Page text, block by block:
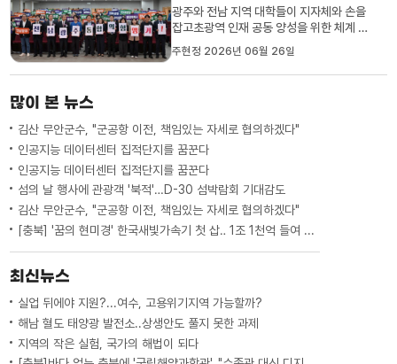
광주와 전남 지역 대학들이 지자체와 손을
잡고초광역 인재 공동 양성을 위한 체계 구
축에 본격적으로 나섭니다.전남·광주 앵커
센터는 그제(25) 동신대학교에서지역 대
학들과 초광역 성장전략 포럼을 열고, 대학
략산업과 연계한 인재 ...
주현정 2026년 06월 26일
많이 본 뉴스
김산 무안군수, "군공항 이전, 책임있는 자세로 협의하겠다"
인공지능 데이터센터 집적단지를 꿈꾼다
인공지능 데이터센터 집적단지를 꿈꾼다
섬의 날 행사에 관광객 '북적'…D-30 섬박람회 기대감도
김산 무안군수, "군공항 이전, 책임있는 자세로 협의하겠다"
[충북] '꿈의 현미경' 한국새빛가속기 첫 삽‥ 1조 1천억 들여 2029년 완공
최신뉴스
실업 뒤에야 지원?...여수, 고용위기지역 가능할까?
해남 혈도 태양광 발전소..상생안도 풀지 못한 과제
지역의 작은 실험, 국가의 해법이 되다